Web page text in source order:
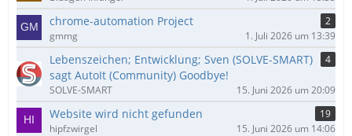
chrome-automation Project
2
gmmg
1. Juli 2026 um 13:39
Lebenszeichen; Entwicklung; Sven (SOLVE-SMART)
sagt AutoIt (Community) Goodbye!
4
SOLVE-SMART 15. Juni 2026 um 20:09
Website wird nicht gefunden
19
hipfzwirgel
15. Juni 2026 um 14:06